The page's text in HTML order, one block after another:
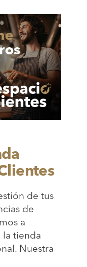
de tus
de
a
la tienda
Nuestra